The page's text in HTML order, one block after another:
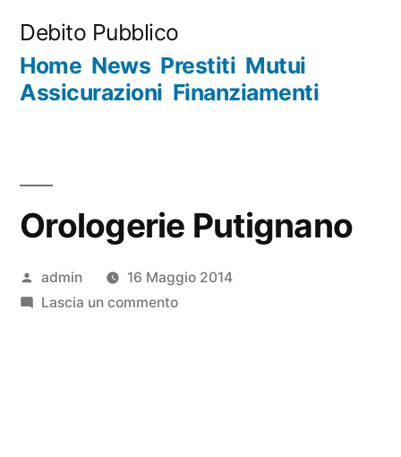
contenuto
Debito Pubblico
Home News Prestiti Mutui
Assicurazioni Finanziamenti
Orologerie Putignano
Pubblicato
da
admin
16 Maggio 2014
Lascia un commentosu